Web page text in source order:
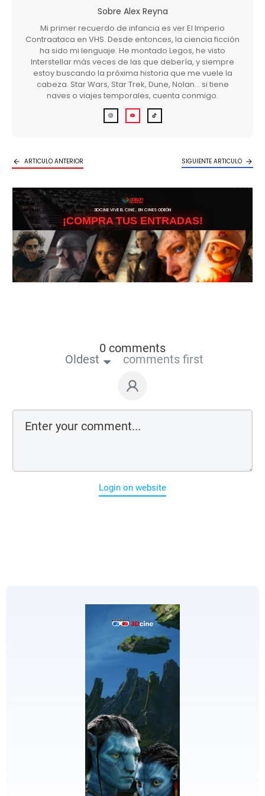
Sobre Alex Reyna
Mi primer recuerdo de infancia es ver El Imperio
Contraataca en VHS. Desde entonces, la ciencia ficción
ha sido mi lenguaje. He montado Legos, he visto
Interstellar más veces de las que debería, y siempre
estoy buscando la próxima historia que me vuele la
cabeza. Star Wars, Star Trek, Dune, Nolan… si tiene
naves o viajes temporales, cuenta conmigo.
ARTICULO ANTERIOR SIGUIENTE ARTICULO
3DCINE VIVE EL CINE… EN CINES ODEÓN
¡COMPRA TUS ENTRADAS!
0 comments
Oldest comments first
Login on website